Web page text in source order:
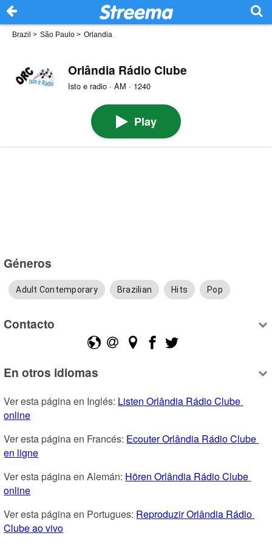
Brazil > São Paulo > Orlandia
Orlândia Rádio Clube
Isto e radio · AM · 1240
Play
Géneros
Adult Contemporary Brazilian Hits Pop
Contacto
En otros idiomas
Ver esta página en Inglés: Listen Orlândia Rádio Clube
online
Ver esta página en Francés: Ecouter Orlândia Rádio Clube
en ligne
Ver esta página en Alemán: Hören Orlândia Rádio Clube
online
Ver esta página en Portugues: Reproduzir Orlândia Rádio
Clube ao vivo